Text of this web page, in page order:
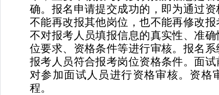
确。报名申请提交成功的，即为通过
不能再改报其他岗位，也不能再修改
不对报考人员填报信息的真实性、准
位要求、资格条件等进行审核。报名
报考人员符合报考岗位资格条件。面
对参加面试人员进行资格审核。资格
程。